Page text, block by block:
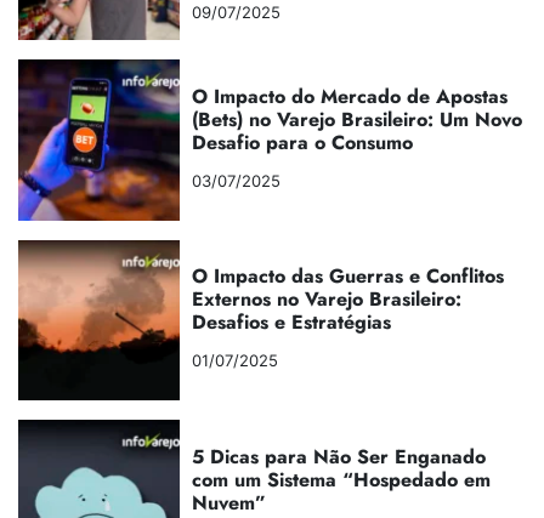
09/07/2025
O Impacto do Mercado de Apostas
(Bets) no Varejo Brasileiro: Um Novo
Desafio para o Consumo
03/07/2025
O Impacto das Guerras e Conflitos
Externos no Varejo Brasileiro:
Desafios e Estratégias
01/07/2025
5 Dicas para Não Ser Enganado
com um Sistema “Hospedado em
Nuvem”